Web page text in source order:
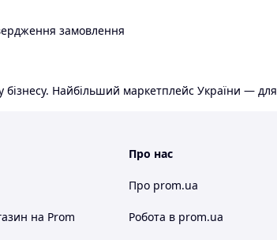
замовлення
Найбільший маркетплейс України — для
на Prom
Про нас
Про prom.ua
Робота в prom.ua